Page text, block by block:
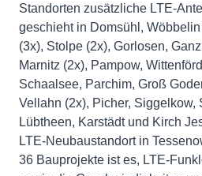
Standorten zusätzliche LTE-
geschieht in Domsühl,
(3x), Stolpe (2x), Gorlosen,
Marnitz (2x), Pampow,
Schaalsee, Parchim, Groß
Vellahn (2x), Picher, Siggelkow,
Lübtheen, Karstädt und Kirch
LTE-Neubaustandort in
36 Bauprojekte ist es, LTE-